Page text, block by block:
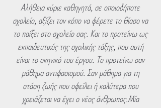
Αλήθεια κύριε καθηγητά, σε οποιοδήποτε
σχολείο, αξίζει τον κόπο να φέρετε το θίασο να
το παίξει στο σχολείο σας. Και το προτείνω ως
εκπαιδευτικός της σχολικής τάξης, που αυτή
είναι το σκηνικό του έργου. Το προτείνω σαν
μάθημα αντιφασισμού. Σαν μάθημα για τη
στάση ζωής που οφείλει ή καλύτερα που
χρειάζεται να έχει ο νέος άνθρωπος.Μία